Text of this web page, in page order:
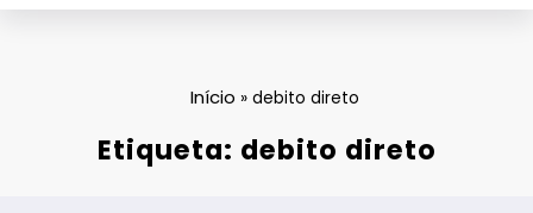
Início » debito direto
Etiqueta: debito direto